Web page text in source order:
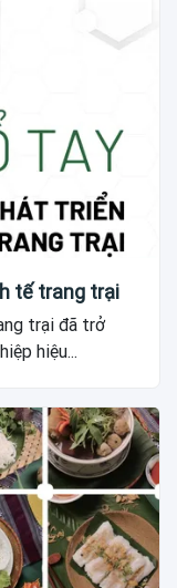
tế trang trại
trại đã trở
hiệu...